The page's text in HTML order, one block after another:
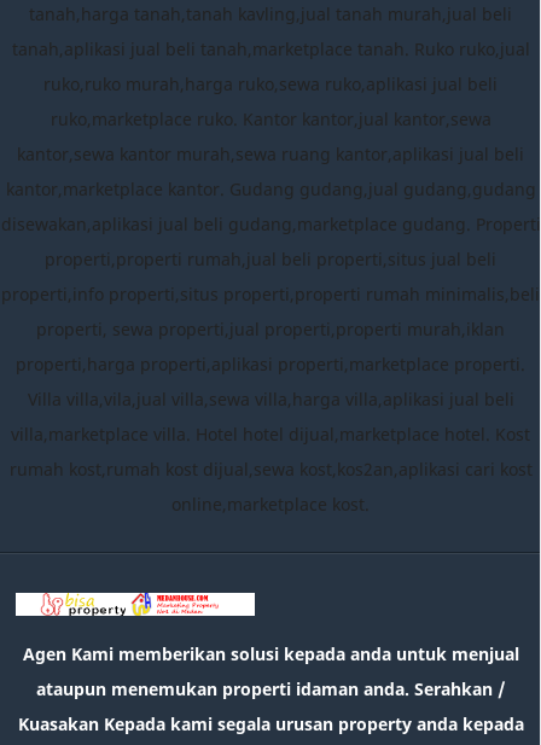
tanah,harga tanah,tanah kavling,jual tanah murah,jual beli
tanah,aplikasi jual beli tanah,marketplace tanah. Ruko ruko,jual
ruko,ruko murah,harga ruko,sewa ruko,aplikasi jual beli
ruko,marketplace ruko. Kantor kantor,jual kantor,sewa
kantor,sewa kantor murah,sewa ruang kantor,aplikasi jual beli
kantor,marketplace kantor. Gudang gudang,jual gudang,gudang
disewakan,aplikasi jual beli gudang,marketplace gudang. Properti
properti,properti rumah,jual beli properti,situs jual beli
properti,info properti,situs properti,properti rumah minimalis,beli
properti, sewa properti,jual properti,properti murah,iklan
properti,harga properti,aplikasi properti,marketplace properti.
Villa villa,vila,jual villa,sewa villa,harga villa,aplikasi jual beli
villa,marketplace villa. Hotel hotel dijual,marketplace hotel. Kost
rumah kost,rumah kost dijual,sewa kost,kos2an,aplikasi cari kost
online,marketplace kost.
Agen Kami memberikan solusi kepada anda untuk menjual
ataupun menemukan properti idaman anda. Serahkan /
Kuasakan Kepada kami segala urusan property anda kepada